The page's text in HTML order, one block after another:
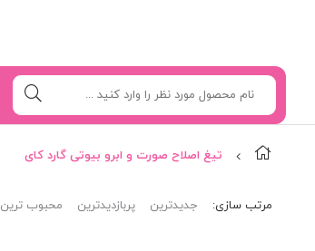
تیغ اصلاح صورت و ابرو بیوتی گارد کای
مرتب‌ سازی: جدیدترین پربازدیدترین محبوب ترین